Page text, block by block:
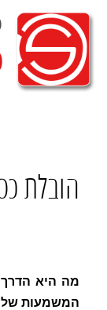
הובלת
מה היא הדרך
המשמעות של